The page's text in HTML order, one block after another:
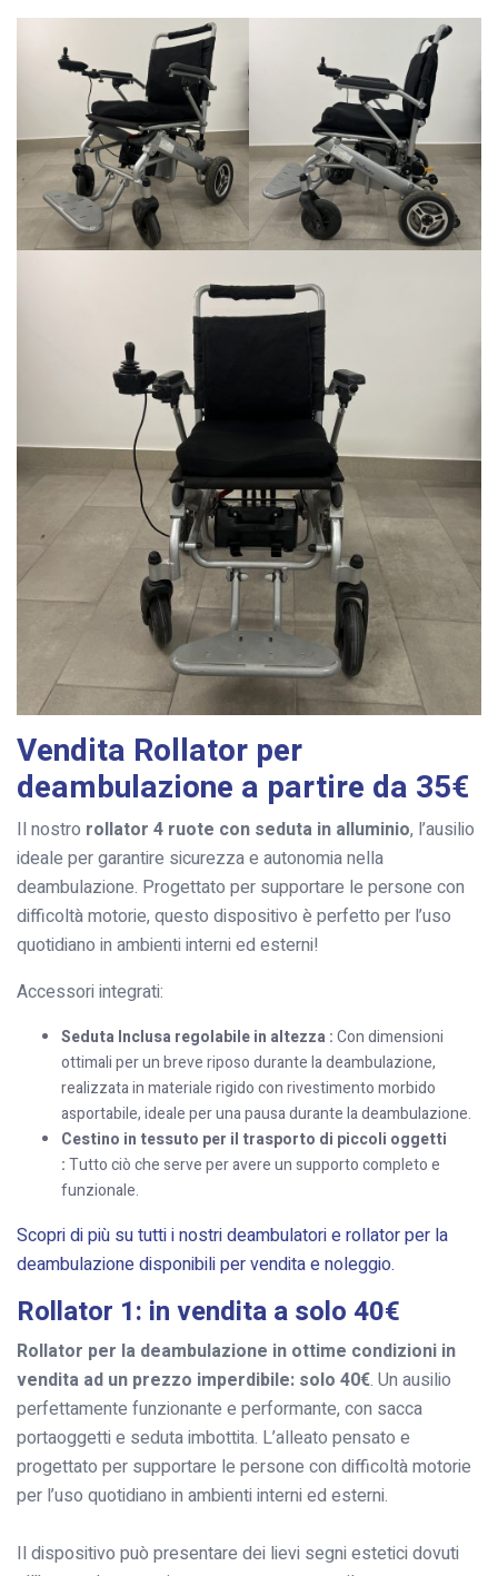
Vendita Rollator per
deambulazione a partire da 35€
Il nostro rollator 4 ruote con seduta in alluminio, l’ausilio
ideale per garantire sicurezza e autonomia nella
deambulazione. Progettato per supportare le persone con
difficoltà motorie, questo dispositivo è perfetto per l’uso
quotidiano in ambienti interni ed esterni!
Accessori integrati:
Seduta Inclusa regolabile in altezza :Con dimensioni
ottimali per un breve riposo durante la deambulazione,
realizzata in materiale rigido con rivestimento morbido
asportabile, ideale per una pausa durante la deambulazione.
Cestino in tessuto per il trasporto di piccoli oggetti
:Tutto ciò che serve per avere un supporto completo e
funzionale.
Scopri di più su tutti i nostri deambulatori e rollator per la
deambulazione disponibili per vendita e noleggio.
Rollator 1: in vendita a solo 40€
Rollator per la deambulazione in ottime condizioni in
vendita ad un prezzo imperdibile: solo 40€. Un ausilio
perfettamente funzionante e performante, con sacca
portaoggetti e seduta imbottita. L’alleato pensato e
progettato per supportare le persone con difficoltà motorie
per l’uso quotidiano in ambienti interni ed esterni.
Il dispositivo può presentare dei lievi segni estetici dovuti